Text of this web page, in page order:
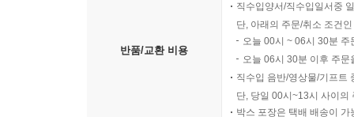
반품/교환 비용
직수입양서/직수입일서중
단, 아래의 주문/취소 조건
오늘 00시 ~ 06시 30분
오늘 06시 30분 이후 주
직수입 음반/영상물/기프트
단, 당일 00시~13시 사이의
박스 포장은 택배 배송이